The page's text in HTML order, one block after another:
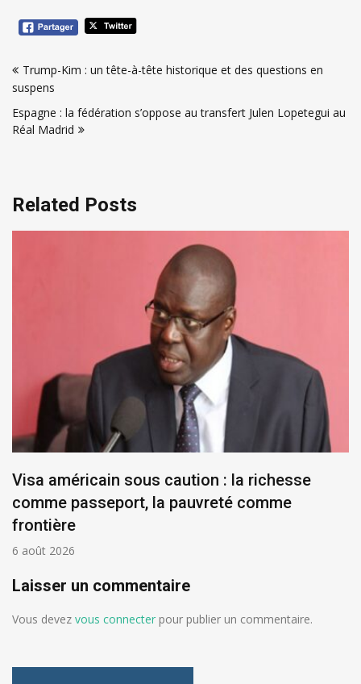
de
l’article
Trump-Kim : un tête-à-tête historique et des questions en
suspens
Espagne : la fédération s’oppose au transfert Julen Lopetegui au
Réal Madrid
Related Posts
Visa américain sous caution : la richesse
comme passeport, la pauvreté comme
frontière
6 août 2026
Laisser un commentaire
Vous devez vous connecter pour publier un commentaire.